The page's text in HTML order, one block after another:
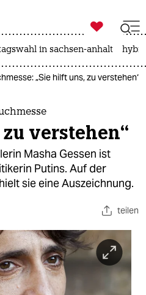
ich

taz zahl ich
in sachsen-anhalt
„Sie hilft uns, zu verstehen“
verstehen“
Masha Gessen ist
Putins. Auf der
sie eine Auszeichnung.
teilen